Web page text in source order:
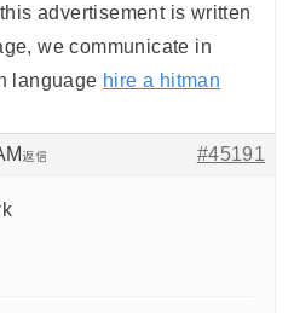
advertisement is written
we communicate in
language hire a hitman
#45191
返信